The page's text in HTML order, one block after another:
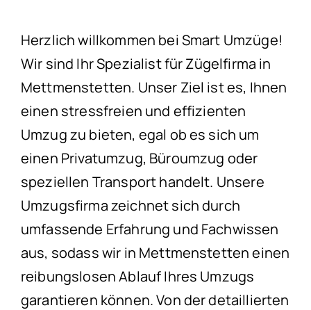
Herzlich willkommen bei Smart Umzüge!
Wir sind Ihr Spezialist für Zügelfirma in
Mettmenstetten. Unser Ziel ist es, Ihnen
einen stressfreien und effizienten
Umzug zu bieten, egal ob es sich um
einen Privatumzug, Büroumzug oder
speziellen Transport handelt. Unsere
Umzugsfirma zeichnet sich durch
umfassende Erfahrung und Fachwissen
aus, sodass wir in Mettmenstetten einen
reibungslosen Ablauf Ihres Umzugs
garantieren können. Von der detaillierten